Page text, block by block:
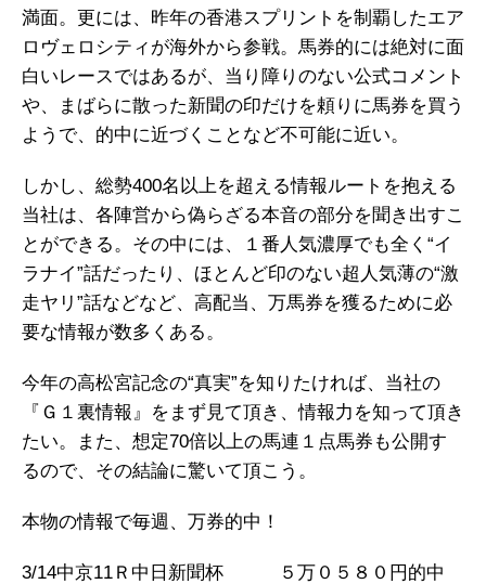
満面。更には、昨年の香港スプリントを制覇したエア
ロヴェロシティが海外から参戦。馬券的には絶対に面
白いレースではあるが、当り障りのない公式コメント
や、まばらに散った新聞の印だけを頼りに馬券を買う
ようで、的中に近づくことなど不可能に近い。
しかし、総勢400名以上を超える情報ルートを抱える
当社は、各陣営から偽らざる本音の部分を聞き出すこ
とができる。その中には、１番人気濃厚でも全く“イ
ラナイ”話だったり、ほとんど印のない超人気薄の“激
走ヤリ”話などなど、高配当、万馬券を獲るために必
要な情報が数多くある。
今年の高松宮記念の“真実”を知りたければ、当社の
『Ｇ１裏情報』をまず見て頂き、情報力を知って頂き
たい。また、想定70倍以上の馬連１点馬券も公開す
るので、その結論に驚いて頂こう。
本物の情報で毎週、万券的中！
3/14中京11Ｒ中日新聞杯 ５万０５８０円的中